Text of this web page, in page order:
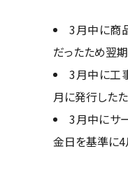
3月中に商
だったため翌
3月中に工
月に発行した
3月中にサ
金日を基準に4